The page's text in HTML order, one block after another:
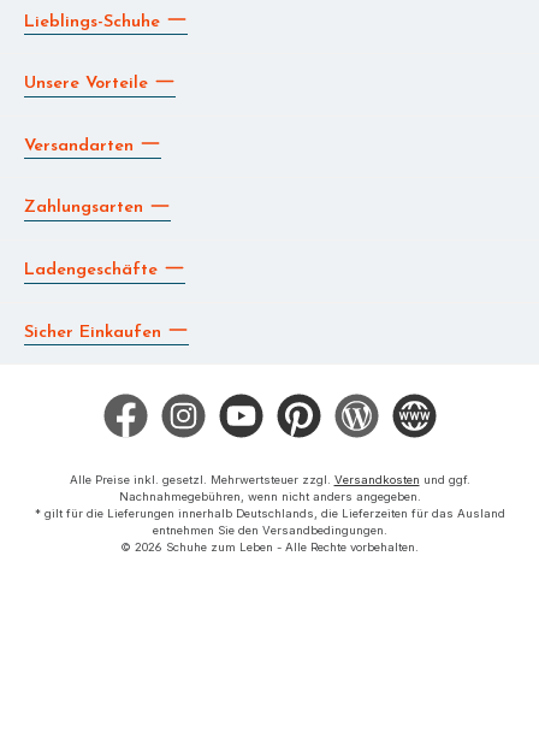
Lieblings-Schuhe
Unsere Vorteile
Versandarten
Zahlungsarten
Ladengeschäfte
Sicher Einkaufen
Facebook Instagram YouTube Pinterest Blog Die BERG App
Alle Preise inkl. gesetzl. Mehrwertsteuer zzgl. Versandkosten und ggf.
Nachnahmegebühren, wenn nicht anders angegeben.
* gilt für die Lieferungen innerhalb Deutschlands, die Lieferzeiten für das Ausland
entnehmen Sie den Versandbedingungen.
© 2026 Schuhe zum Leben - Alle Rechte vorbehalten.